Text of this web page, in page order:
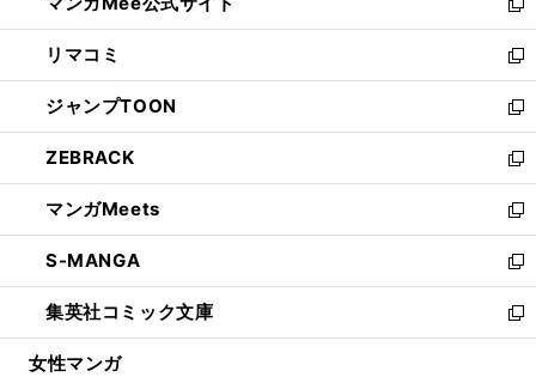
ド
ウ
で
開
く
ィ
ン
ド
ウ
で
開
く
い
ウ
ィ
ン
ド
ウ
で
開
く
新
し
い
ウ
ィ
ン
ド
ウ
で
開
く
リマコミ
新
し
い
ウ
ィ
ン
ド
ウ
で
開
く
ジャンプTOON
新
し
い
ウ
ィ
ン
ド
ウ
で
開
ZEBRACK
新
し
い
ウ
ィ
ン
ド
ウ
マンガMeets
新
し
い
ウ
ィ
ン
S-MANGA
新
し
い
ウ
集英社コミック文庫
新
し
女性マンガ